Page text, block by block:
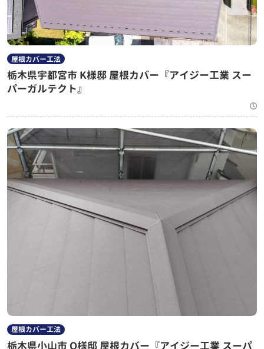
屋根カバー工法
栃木県宇都宮市 K様邸 屋根カバー『アイジー工業 スー
パーガルテクト』
屋根カバー工法
栃木県小山市 O様邸 屋根カバー『アイジー工業 スーパ